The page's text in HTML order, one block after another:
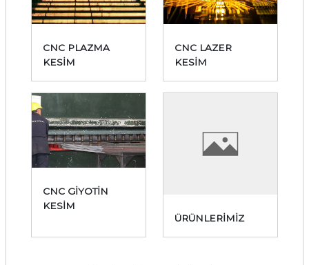
CNC PLAZMA
KESİM
CNC LAZER
KESİM
CNC GİYOTİN
KESİM
ÜRÜNLERİMİZ